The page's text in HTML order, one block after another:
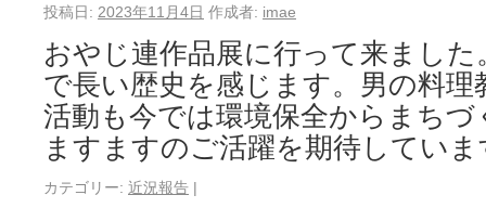
投稿日: 2023年11月4日 作成者: imae
おやじ連作品展に行って来まし
で長い歴史を感じます。男の料
活動も今では環境保全からまち
ますますのご活躍を期待していま
カテゴリー: 近況報告 |